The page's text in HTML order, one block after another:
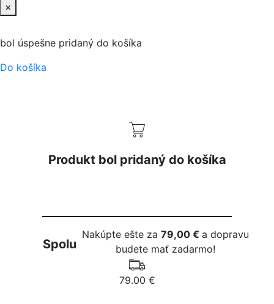
×
bol úspešne pridaný do košíka
Do košíka
Produkt bol pridaný do košíka
Spolu
Nakúpte ešte za79,00 €a dopravu
budete mať zadarmo!
79.00 €